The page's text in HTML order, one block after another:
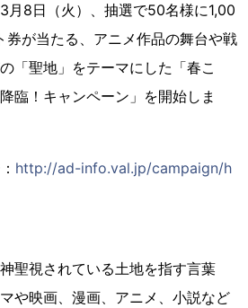
月8日（火）、抽選で50名様に1,00
が当たる、アニメ作品の舞台や戦
「聖地」をテーマにした「春こ
臨！キャンペーン」を開始しま
http://ad-info.val.jp/campaign/h
聖視されている土地を指す言葉
や映画、漫画、アニメ、小説など